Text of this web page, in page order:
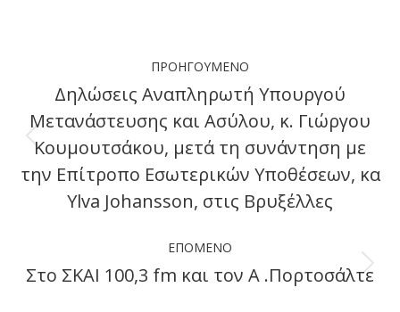
navigation
ΠΡΟΗΓΟΎΜΕΝΟ
Previous
post:
Δηλώσεις Αναπληρωτή Υπουργού
Μετανάστευσης και Ασύλου, κ. Γιώργου
Κουμουτσάκου, μετά τη συνάντηση με
την Επίτροπο Εσωτερικών Υποθέσεων, κα
Ylva Johansson, στις Βρυξέλλες
ΕΠΌΜΕΝΟ
Next
Στο ΣΚΑΙ 100,3 fm και τον Α .Πορτοσάλτε